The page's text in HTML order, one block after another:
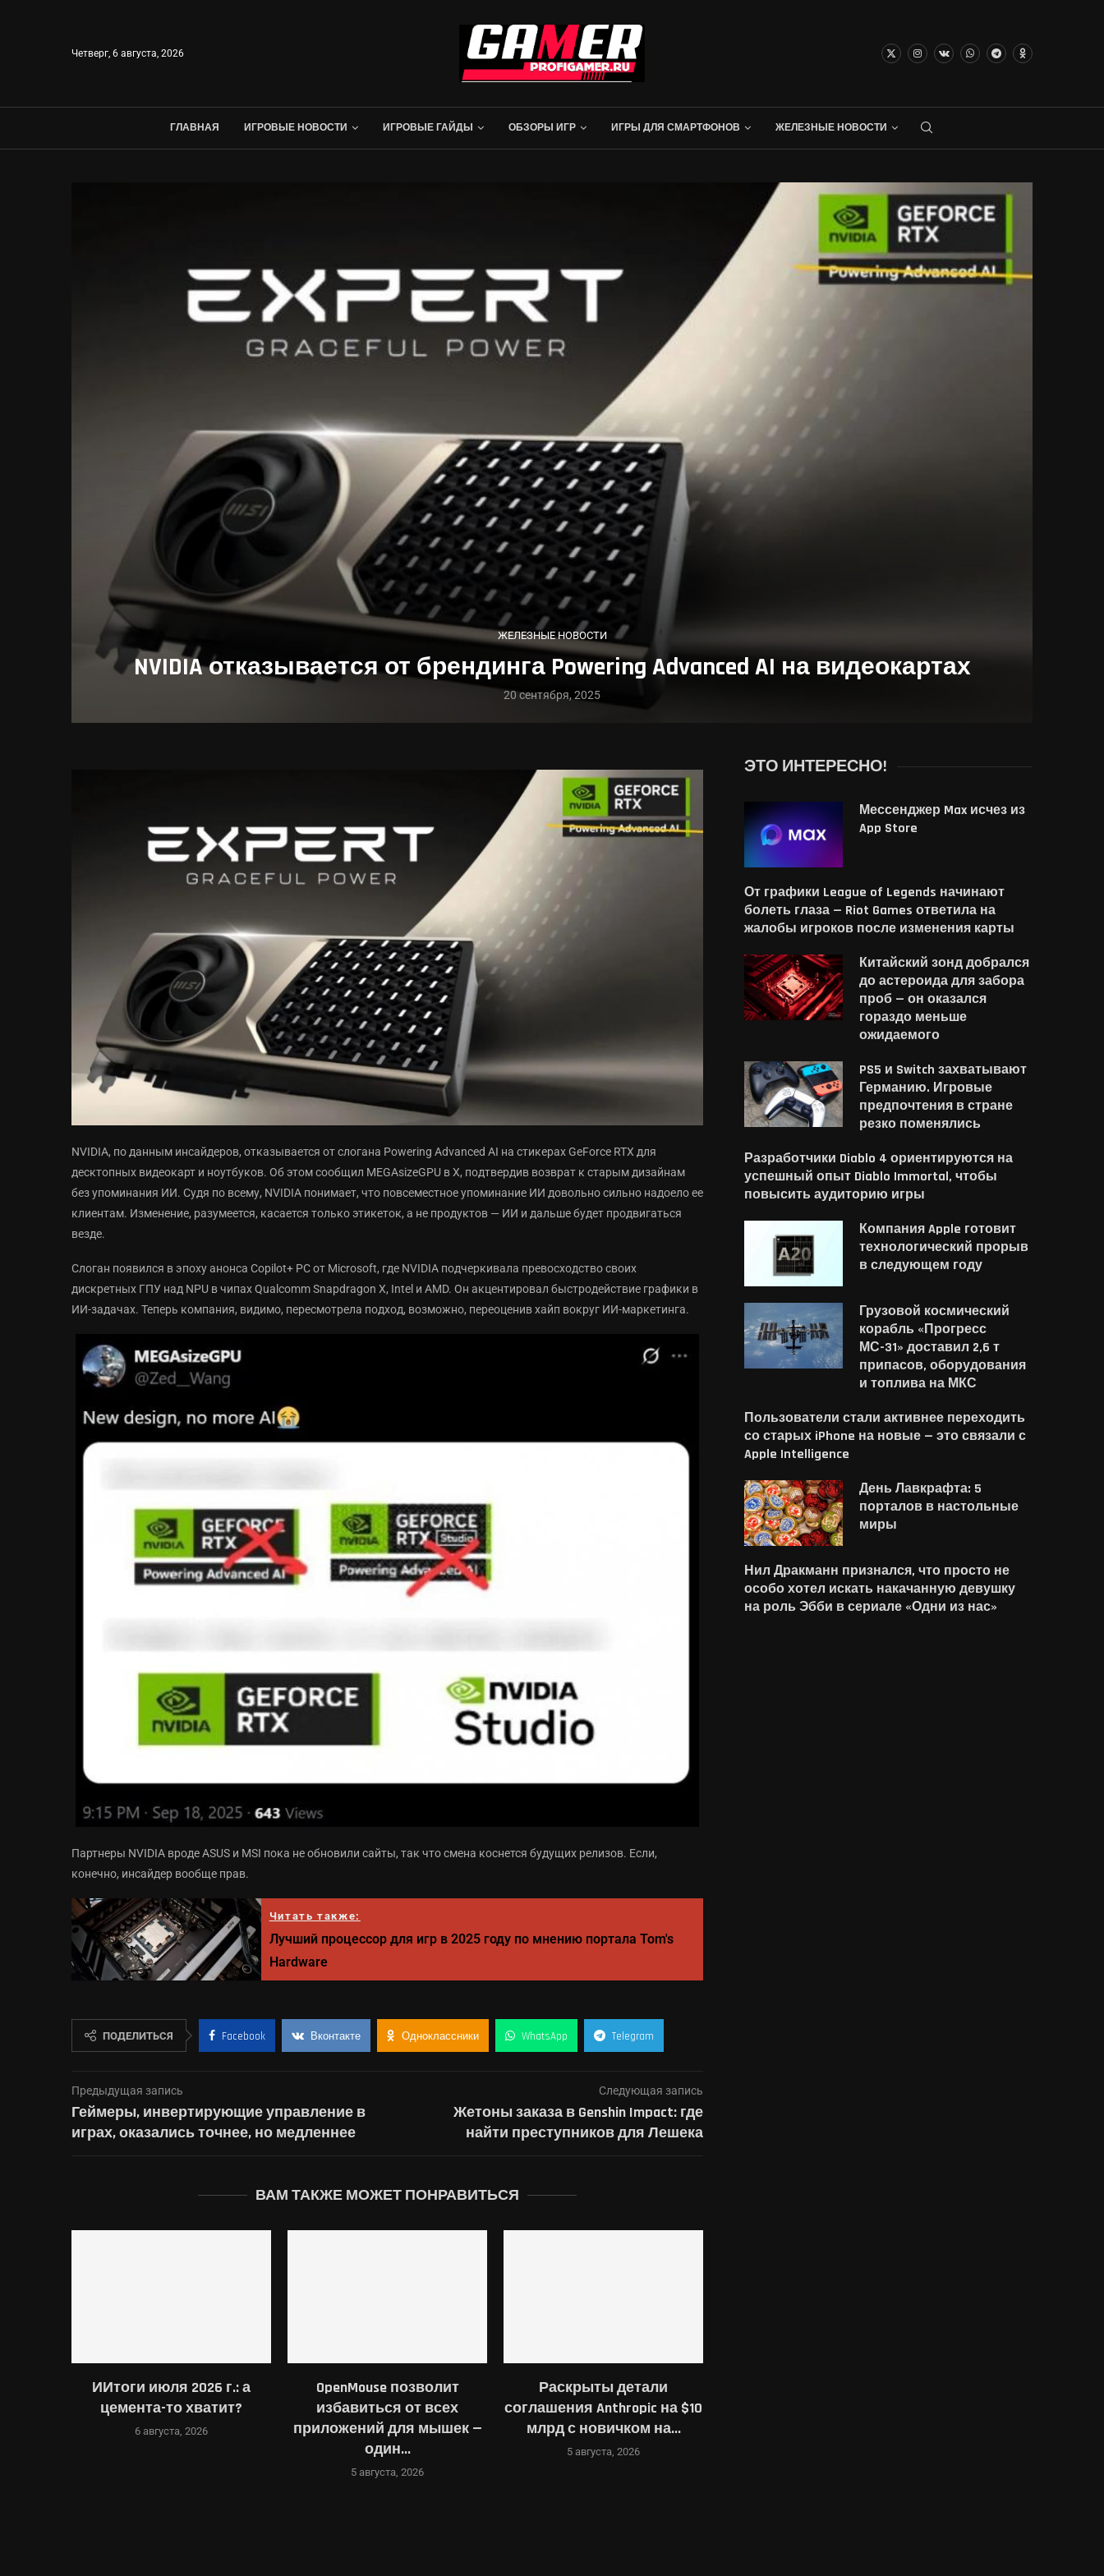
Четверг, 6 августа, 2026
ГЛАВНАЯ ИГРОВЫЕ НОВОСТИ ИГРОВЫЕ ГАЙДЫ ОБЗОРЫ ИГР ИГРЫ ДЛЯ СМАРТФОНОВ ЖЕЛЕЗНЫЕ НОВОСТИ
ЖЕЛЕЗНЫЕ НОВОСТИ
NVIDIA отказывается от брендинга Powering Advanced AI на видеокартах
20 сентября, 2025
NVIDIA, по данным инсайдеров, отказывается от слогана Powering Advanced AI на стикерах GeForce RTX для
десктопных видеокарт и ноутбуков. Об этом сообщил MEGAsizeGPU в X, подтвердив возврат к старым дизайнам
без упоминания ИИ. Судя по всему, NVIDIA понимает, что повсеместное упоминание ИИ довольно сильно надоело ее
клиентам. Изменение, разумеется, касается только этикеток, а не продуктов — ИИ и дальше будет продвигаться
везде.
Слоган появился в эпоху анонса Copilot+ PC от Microsoft, где NVIDIA подчеркивала превосходство своих
дискретных ГПУ над NPU в чипах Qualcomm Snapdragon X, Intel и AMD. Он акцентировал быстродействие графики в
ИИ-задачах. Теперь компания, видимо, пересмотрела подход, возможно, переоценив хайп вокруг ИИ-маркетинга.
Партнеры NVIDIA вроде ASUS и MSI пока не обновили сайты, так что смена коснется будущих релизов. Если,
конечно, инсайдер вообще прав.
Читать также:
Лучший процессор для игр в 2025 году по мнению портала Tom's
Hardware
ПОДЕЛИТЬСЯ Facebook Вконтакте Одноклассники WhatsApp Telegram
Предыдущая запись
Геймеры, инвертирующие управление в
играх, оказались точнее, но медленнее
Следующая запись
Жетоны заказа в Genshin Impact: где
найти преступников для Лешека
ВАМ ТАКЖЕ МОЖЕТ ПОНРАВИТЬСЯ
ИИтоги июля 2026 г.: а
цемента-то хватит?
6 августа, 2026
OpenMouse позволит
избавиться от всех
приложений для мышек —
один...
5 августа, 2026
Раскрыты детали
соглашения Anthropic на $10
млрд с новичком на...
5 августа, 2026
ЭТО ИНТЕРЕСНО!
Мессенджер Max исчез из
App Store
От графики League of Legends начинают
болеть глаза — Riot Games ответила на
жалобы игроков после изменения карты
Китайский зонд добрался
до астероида для забора
проб — он оказался
гораздо меньше
ожидаемого
PS5 и Switch захватывают
Германию. Игровые
предпочтения в стране
резко поменялись
Разработчики Diablo 4 ориентируются на
успешный опыт Diablo Immortal, чтобы
повысить аудиторию игры
Компания Apple готовит
технологический прорыв
в следующем году
Грузовой космический
корабль «Прогресс
МС-31» доставил 2,6 т
припасов, оборудования
и топлива на МКС
Пользователи стали активнее переходить
со старых iPhone на новые — это связали с
Apple Intelligence
День Лавкрафта: 5
порталов в настольные
миры
Нил Дракманн признался, что просто не
особо хотел искать накачанную девушку
на роль Эбби в сериале «Одни из нас»